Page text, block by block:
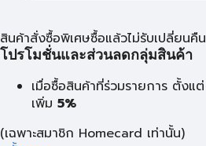
สินค้าสั่งซื้อพิเศษซื้อแล้วไม่รับเปลี่ยนคืน
โปรโมชั่นและส่วนลดกลุ่มสินค้า
เมื่อซื้อสินค้าที่ร่วมรายการ ตั้งแต่
เพิ่ม 5%
(เฉพาะสมาชิก Homecard เท่านั้น)